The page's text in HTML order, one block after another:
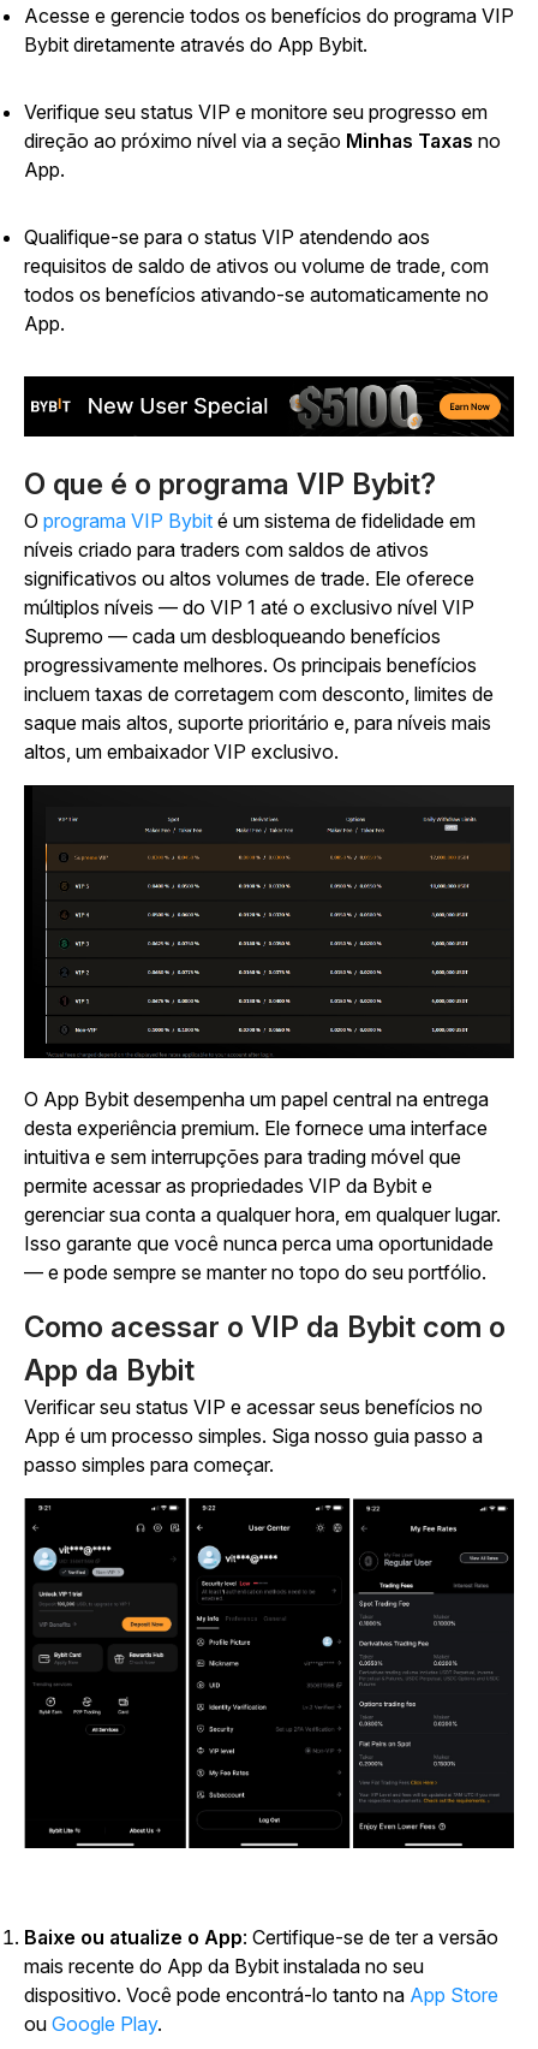
Acesse e gerencie todos os benefícios do programa VIP
Bybit diretamente através do App Bybit.
Verifique seu status VIP e monitore seu progresso em
direção ao próximo nível via a seção Minhas Taxas no
App.
Qualifique-se para o status VIP atendendo aos
requisitos de saldo de ativos ou volume de trade, com
todos os benefícios ativando-se automaticamente no
App.
O que é o programa VIP Bybit?
O programa VIP Bybit é um sistema de fidelidade em
níveis criado para traders com saldos de ativos
significativos ou altos volumes de trade. Ele oferece
múltiplos níveis — do VIP 1 até o exclusivo nível VIP
Supremo — cada um desbloqueando benefícios
progressivamente melhores. Os principais benefícios
incluem taxas de corretagem com desconto, limites de
saque mais altos, suporte prioritário e, para níveis mais
altos, um embaixador VIP exclusivo.
O App Bybit desempenha um papel central na entrega
desta experiência premium. Ele fornece uma interface
intuitiva e sem interrupções para trading móvel que
permite acessar as propriedades VIP da Bybit e
gerenciar sua conta a qualquer hora, em qualquer lugar.
Isso garante que você nunca perca uma oportunidade
— e pode sempre se manter no topo do seu portfólio.
Como acessar o VIP da Bybit com o
App da Bybit
Verificar seu status VIP e acessar seus benefícios no
App é um processo simples. Siga nosso guia passo a
passo simples para começar.
Baixe ou atualize o App: Certifique-se de ter a versão
mais recente do App da Bybit instalada no seu
dispositivo. Você pode encontrá-lo tanto na App Store
ou Google Play.